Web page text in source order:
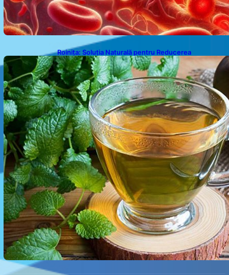
Roinița: Soluția Naturală pentru Reducerea
Cortizolului și Îmbunătățirea Somnului